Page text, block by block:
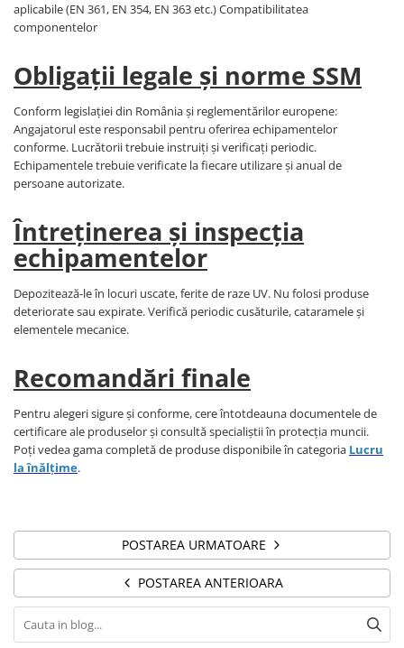
Mânecuțe Ignifuge
Pantaloni Ignifugi
ÎNCĂLȚĂMINTE
Pantofi
Pantofi outdoor
Pantofi de lucru O1
Pantofi de lucru O2
Pantofi de protecție OB
Pantofi de protecție SB
Pantofi de protecție S1P
Pantofi de protecție S2
Pantofi de protecție S3
Bocanci outdoor
Bocanci de lucru O1
Bocanci de protecție OB
Bocanci de lucru O2
Bocanci de protecție S1
Bocanci de protecție S3
Cizme
Cizme de lucru OB
Cizme de lucru O4/O5
aplicabile (EN 361, EN 354, EN 363 etc.) Compatibilitatea
componentelor
Obligații legale și norme SSM
Conform legislației din România și reglementărilor europene:
Angajatorul este responsabil pentru oferirea echipamentelor
conforme. Lucrătorii trebuie instruiți și verificați periodic.
Echipamentele trebuie verificate la fiecare utilizare și anual de
persoane autorizate.
Întreținerea și inspecția
echipamentelor
Depozitează-le în locuri uscate, ferite de raze UV. Nu folosi produse
deteriorate sau expirate. Verifică periodic cusăturile, cataramele și
elementele mecanice.
Recomandări finale
Pentru alegeri sigure și conforme, cere întotdeauna documentele de
certificare ale produselor și consultă specialiștii în protecția muncii.
Poți vedea gama completă de produse disponibile în categoria Lucru
la înălțime.
POSTAREA URMATOARE
POSTAREA ANTERIOARA